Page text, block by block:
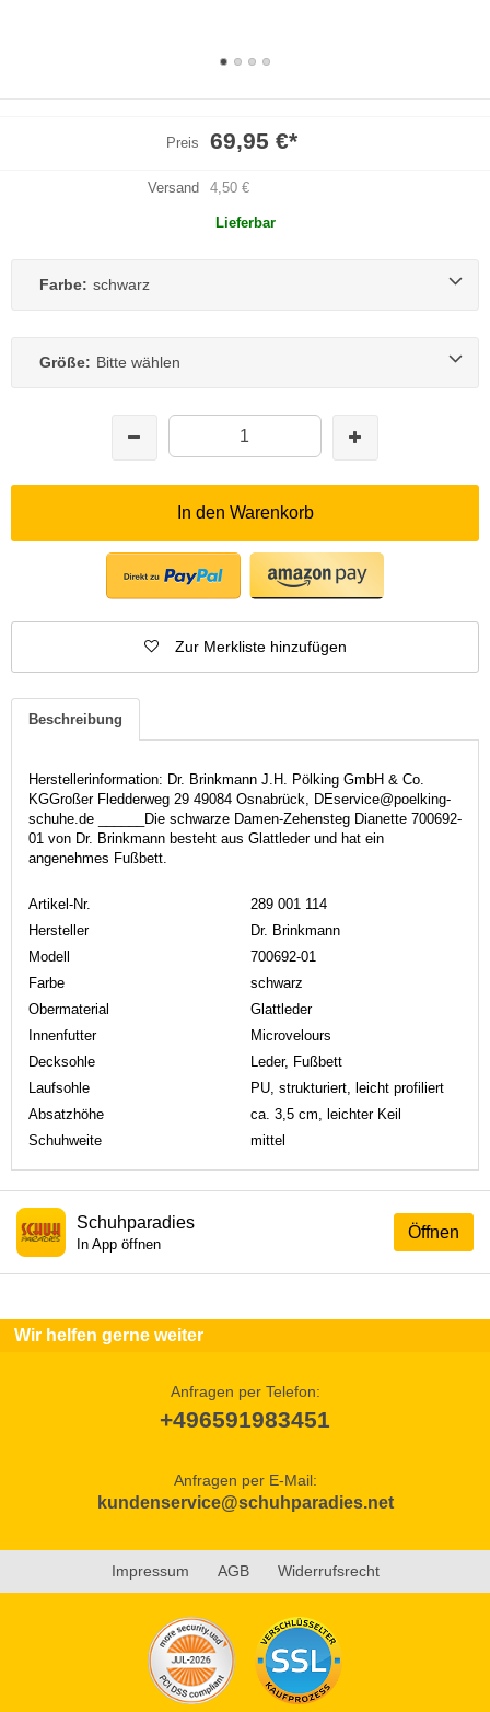
Preis 69,95 €*
Versand 4,50 €
Lieferbar
Farbe: schwarz
Größe: Bitte wählen
In den Warenkorb
Zur Merkliste hinzufügen
Beschreibung
Herstellerinformation: Dr. Brinkmann J.H. Pölking GmbH & Co.
KGGroßer Fledderweg 29 49084 Osnabrück, DEservice@poelking-
schuhe.de ______Die schwarze Damen-Zehensteg Dianette 700692-
01 von Dr. Brinkmann besteht aus Glattleder und hat ein
angenehmes Fußbett.
Artikel-Nr.
289 001 114
Hersteller
Dr. Brinkmann
Modell
700692-01
Farbe
schwarz
Obermaterial
Glattleder
Innenfutter
Microvelours
Decksohle
Leder, Fußbett
Laufsohle
PU, strukturiert, leicht profiliert
Absatzhöhe
ca. 3,5 cm, leichter Keil
Schuhweite
mittel
Öffnen
Schuhparadies
In App öffnen
Wir helfen gerne weiter
Anfragen per Telefon:
+496591983451
Anfragen per E-Mail:
kundenservice@schuhparadies.net
Impressum AGB Widerrufsrecht